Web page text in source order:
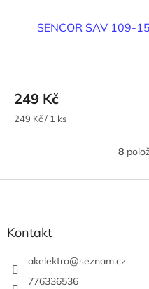
SENCOR SAV 109-
249 Kč
Měrná
249 Kč / 1 ks
8
Z
Kontakt
akelektro@seznam.cz
776336536